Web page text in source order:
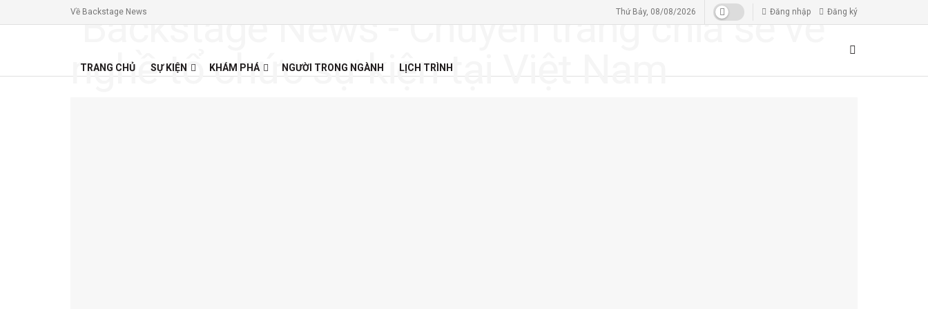
Về Backstage News Thứ Bảy, 08/08/2026 Đăng nhập Đăng ký
TRANG CHỦ SỰ KIỆN KHÁM PHÁ NGƯỜI TRONG NGÀNH LỊCH TRÌNH